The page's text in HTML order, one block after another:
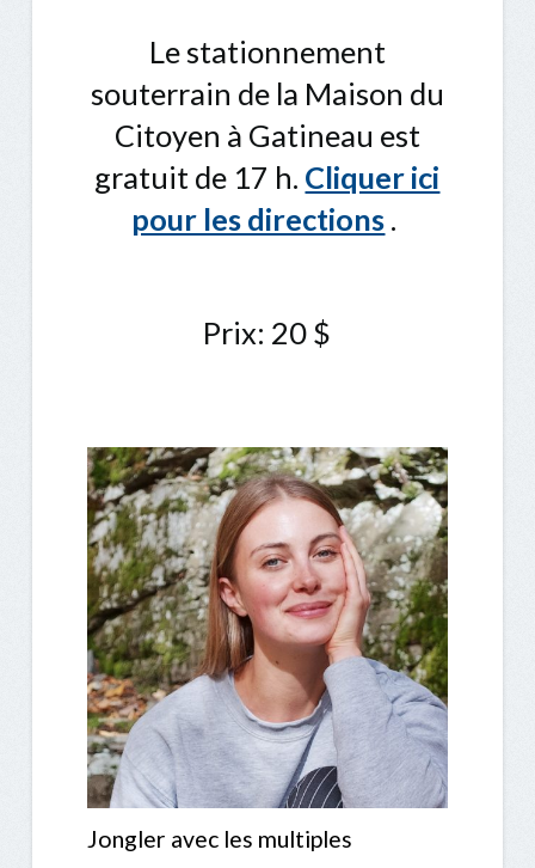
Le stationnement
souterrain de la Maison du
Citoyen à Gatineau est
gratuit de 17 h. Cliquer ici
pour les directions .
Prix: 20 $
Jongler avec les multiples